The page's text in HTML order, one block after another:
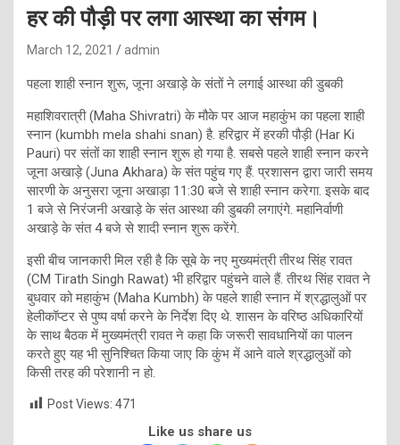
हर की पौड़ी पर लगा आस्था का संगम।
March 12, 2021 admin
पहला शाही स्नान शुरू, जूना अखाड़े के संतों ने लगाई आस्था की डुबकी
महाशिवरात्री (Maha Shivratri) के मौके पर आज महाकुंभ का पहला शाही
स्नान (kumbh mela shahi snan) है. हरिद्वार में हरकी पौड़ी (Har Ki
Pauri) पर संतों का शाही स्नान शुरू हो गया है. सबसे पहले शाही स्नान करने
जूना अखाड़े (Juna Akhara) के संत पहुंच गए हैं. प्रशासन द्वारा जारी समय
सारणी के अनुसरा जूना अखाड़ा 11:30 बजे से शाही स्नान करेगा. इसके बाद
1 बजे से निरंजनी अखाड़े के संत आस्था की डुबकी लगाएंगे. महानिर्वाणी
अखाड़े के संत 4 बजे से शादी स्नान शुरू करेंगे.
इसी बीच जानकारी मिल रही है कि सूबे के नए मुख्यमंत्री तीरथ सिंह रावत
(CM Tirath Singh Rawat) भी हरिद्वार पहुंचने वाले हैं. तीरथ सिंह रावत ने
बुधवार को महाकुंभ (Maha Kumbh) के पहले शाही स्नान में श्रद्धालुओं पर
हेलीकॉप्टर से पुष्प वर्षा करने के निर्देश दिए थे. शासन के वरिष्ठ अधिकारियों
के साथ बैठक में मुख्यमंत्री रावत ने कहा कि जरूरी सावधानियों का पालन
करते हुए यह भी सुनिश्चित किया जाए कि कुंभ में आने वाले श्रद्धालुओं को
किसी तरह की परेशानी न हो.
Post Views: 471
Like us share us